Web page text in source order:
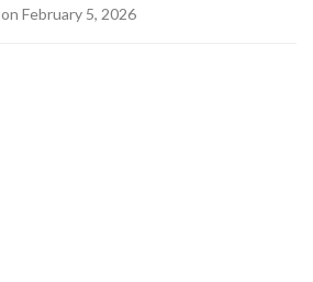
on February 5, 2026